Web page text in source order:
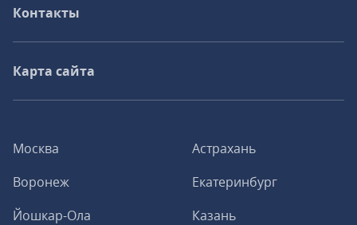
Москва
Астрахань
Воронеж
Екатеринбург
Йошкар-Ола
Казань
Контакты
Карта сайта